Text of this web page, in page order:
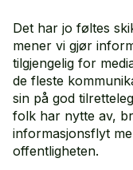
Det har jo føltes
mener vi gjør
tilgjengelig for
de fleste
sin på god
folk har nytte av,
informasjonsflyt
offentligheten.